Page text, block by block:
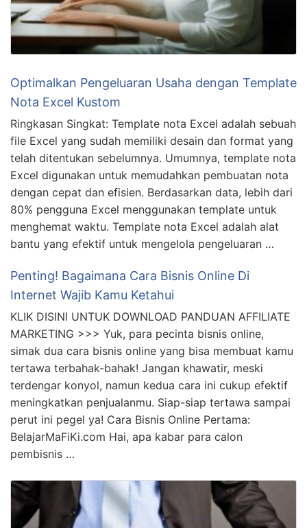
Optimalkan Pengeluaran Usaha dengan Template
Nota Excel Kustom
Ringkasan Singkat: Template nota Excel adalah sebuah
file Excel yang sudah memiliki desain dan format yang
telah ditentukan sebelumnya. Umumnya, template nota
Excel digunakan untuk memudahkan pembuatan nota
dengan cepat dan efisien. Berdasarkan data, lebih dari
80% pengguna Excel menggunakan template untuk
menghemat waktu. Template nota Excel adalah alat
bantu yang efektif untuk mengelola pengeluaran …
Penting! Bagaimana Cara Bisnis Online Di
Internet Wajib Kamu Ketahui
KLIK DISINI UNTUK DOWNLOAD PANDUAN AFFILIATE
MARKETING >>> Yuk, para pecinta bisnis online,
simak dua cara bisnis online yang bisa membuat kamu
tertawa terbahak-bahak! Jangan khawatir, meski
terdengar konyol, namun kedua cara ini cukup efektif
meningkatkan penjualanmu. Siap-siap tertawa sampai
perut ini pegel ya! Cara Bisnis Online Pertama:
BelajarMaFiKi.com Hai, apa kabar para calon
pembisnis …